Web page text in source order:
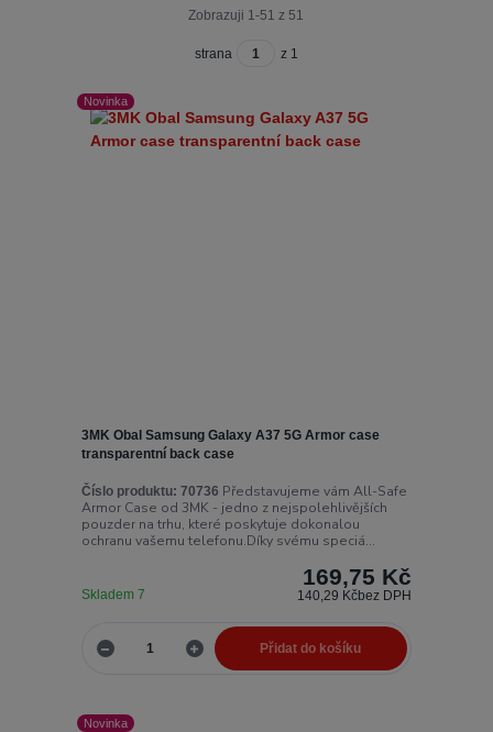
Zobrazuji 1-51 z 51
strana z 1
Novinka
3MK Obal Samsung Galaxy A37 5G Armor case
transparentní back case
Číslo produktu: 70736 Představujeme vám All-Safe
Armor Case od 3MK - jedno z nejspolehlivějších
pouzder na trhu, které poskytuje dokonalou
ochranu vašemu telefonu.Díky svému speciá...
169,75 Kč
140,29 Kčbez DPH
Skladem 7
Přidat do košíku
Novinka